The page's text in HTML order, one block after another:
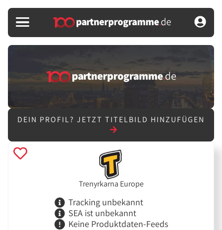
DEIN PROFIL? JETZT TITELBILD HINZUFÜGEN
Trenyrkarna Europe
Tracking unbekannt
SEA ist unbekannt
Keine Produktdaten-Feeds